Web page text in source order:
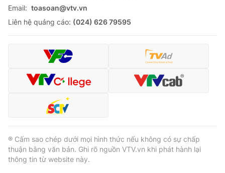
Email: toasoan@vtv.vn
Liên hệ quảng cáo: (024) 626 79595
® Cấm sao chép dưới mọi hình thức nếu không có sự chấp
thuận bằng văn bản. Ghi rõ nguồn VTV.vn khi phát hành lại
thông tin từ website này.